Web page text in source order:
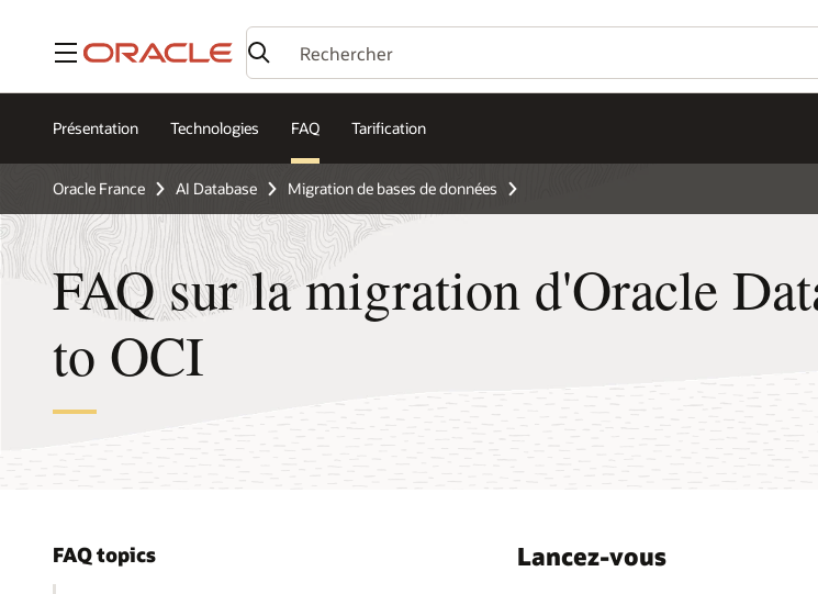
Menu
Présentation Technologies FAQ Tarification
Oracle France AI Database Migration de bases de données
FAQ sur la migration d'Oracle
to OCI
FAQ topics Lancez-vous